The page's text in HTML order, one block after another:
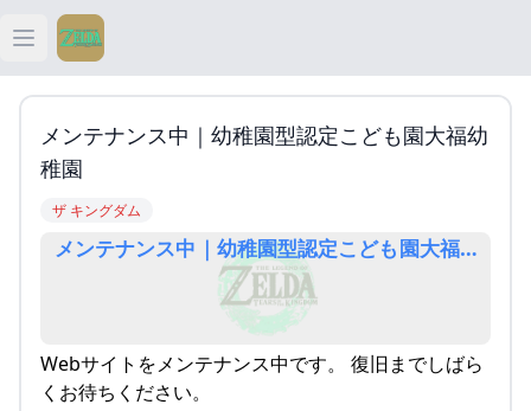
Open main menu
ティアキン
ティアキン 攻略
メンテナンス中｜幼稚園型認定こども園大福幼
稚園
ザ キングダム
メンテナンス中｜幼稚園型認定こども園大福幼稚園
Webサイトをメンテナンス中です。 復旧までしばら
くお待ちください。